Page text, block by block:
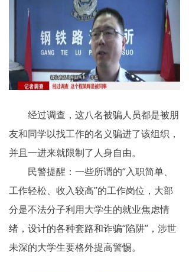
经过调查，这八名被骗人员都是被朋
友和同学以找工作的名义骗进了该组织，
并且一进来就限制了人身自由。
民警提醒：一些所谓的“入职简单、
工作轻松、收入较高”的工作岗位，大部
分是不法分子利用大学生的就业焦虑情
绪，设计的各种套路和诈骗“陷阱”，涉世
未深的大学生要格外提高警惕。